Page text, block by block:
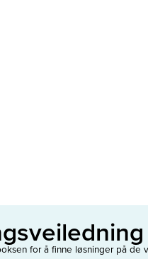
for å finne løsninger på de